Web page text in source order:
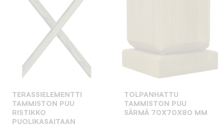
TERASSIELEMENTTI
TAMMISTON PUU
RISTIKKO
PUOLIKASAITAAN
TOLPANHATTU
TAMMISTON PUU
SÄRMÄ 70X70X80 MM